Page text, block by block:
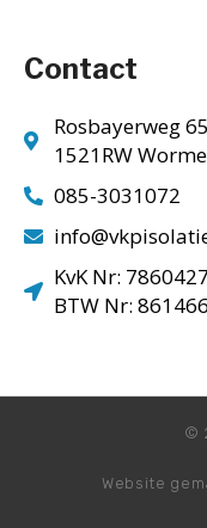
Contact
Rosbayerweg 65
1521RW
085-3031072
KvK Nr:
BTW Nr:
©
Website